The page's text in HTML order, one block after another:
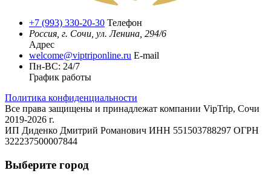
+7 (993) 330-20-30 Телефон
Россия, г. Сочи, ул. Ленина, 294/6
Адрес
welcome@viptriponline.ru E-mail
Пн-ВС: 24/7
График работы
Политика конфиденциальности
Все права защищены и принадлежат компании VipTrip, Сочи
2019-2026 г.
ИП Диденко Дмитрий Романович ИНН 551503788297 ОГРН
322237500007844
Выберите город